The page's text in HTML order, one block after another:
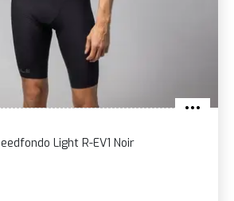
Light R-EV1 Noir